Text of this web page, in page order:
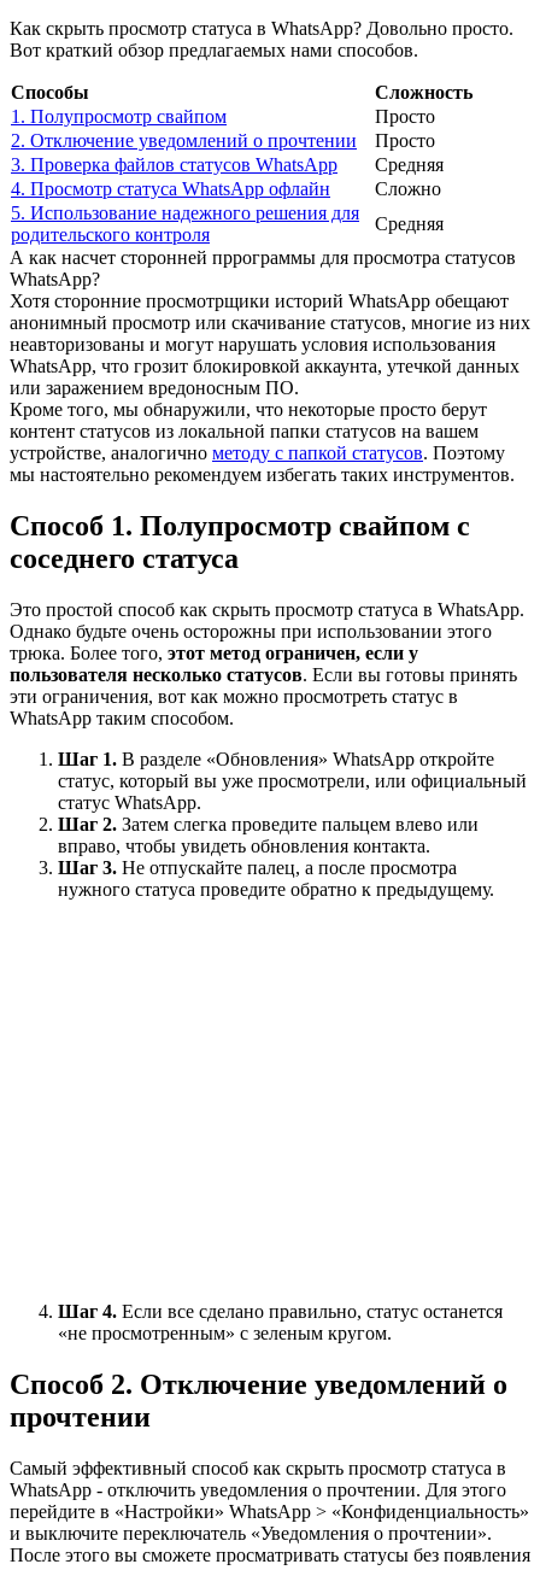
Как скрыть просмотр статуса в WhatsApp? Довольно просто.
Вот краткий обзор предлагаемых нами способов.
Способы
Сложность
1. Полупросмотр свайпом
Просто
2. Отключение уведомлений о прочтении
Просто
3. Проверка файлов статусов WhatsApp
Средняя
4. Просмотр статуса WhatsApp офлайн
Сложно
5. Использование надежного решения для
родительского контроля
Средняя
А как насчет сторонней пррограммы для просмотра статусов
WhatsApp?
Хотя сторонние просмотрщики историй WhatsApp обещают
анонимный просмотр или скачивание статусов, многие из них
неавторизованы и могут нарушать условия использования
WhatsApp, что грозит блокировкой аккаунта, утечкой данных
или заражением вредоносным ПО.
Кроме того, мы обнаружили, что некоторые просто берут
контент статусов из локальной папки статусов на вашем
устройстве, аналогично методу с папкой статусов. Поэтому
мы настоятельно рекомендуем избегать таких инструментов.
Способ 1. Полупросмотр свайпом с
соседнего статуса
Это простой способ как скрыть просмотр статуса в WhatsApp.
Однако будьте очень осторожны при использовании этого
трюка. Более того, этот метод ограничен, если у
пользователя несколько статусов. Если вы готовы принять
эти ограничения, вот как можно просмотреть статус в
WhatsApp таким способом.
Шаг 1. В разделе «Обновления» WhatsApp откройте
статус, который вы уже просмотрели, или официальный
статус WhatsApp.
Шаг 2. Затем слегка проведите пальцем влево или
вправо, чтобы увидеть обновления контакта.
Шаг 3. Не отпускайте палец, а после просмотра
нужного статуса проведите обратно к предыдущему.
Шаг 4. Если все сделано правильно, статус останется
«не просмотренным» с зеленым кругом.
Способ 2. Отключение уведомлений о
прочтении
Самый эффективный способ как скрыть просмотр статуса в
WhatsApp - отключить уведомления о прочтении. Для этого
перейдите в «Настройки» WhatsApp > «Конфиденциальность»
и выключите переключатель «Уведомления о прочтении».
После этого вы сможете просматривать статусы без появления